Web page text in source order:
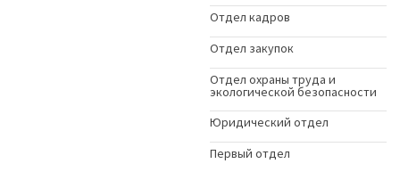
Отдел кадров
Отдел закупок
Отдел охраны труда и
экологической безопасности
Юридический отдел
Первый отдел